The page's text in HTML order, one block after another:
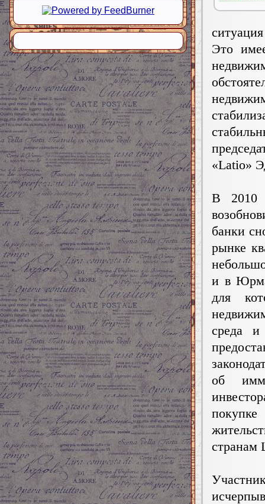
Это
«Latio»
В 2010
банки
рынке
и в
для
среда и
об
странам